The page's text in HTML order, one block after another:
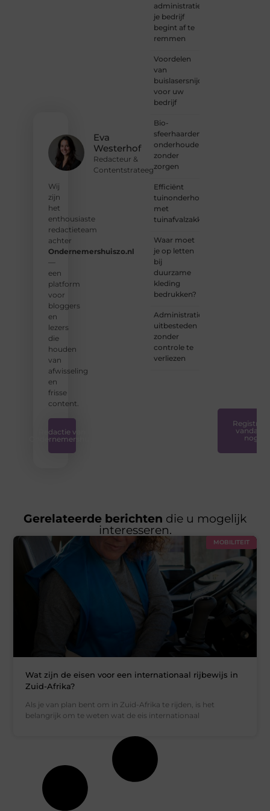
Eva
Westerhof
Redacteur &
Contentstrateeg
Wij
zijn
het
enthousiaste
redactieteam
achter
Ondernemershuiszo.nl
—
een
platform
voor
bloggers
en
lezers
die
houden
van
afwisseling
en
frisse
content.
Redactie van
Ondernemershuis
administratie
je bedrijf
begint af te
remmen
Voordelen
van
buislasersnijden
voor uw
bedrijf
Bio-
sfeerhaarden
onderhouden
zonder
zorgen
Efficiënt
tuinonderhoud
met
tuinafvalzakken
Waar moet
je op letten
bij
duurzame
kleding
bedrukken?
Administratie
uitbesteden
zonder
controle te
verliezen
Registreer
vandaag
nog
Gerelateerde berichten die u mogelijk
interesseren.
MOBILITEIT
Wat zijn de eisen voor een internationaal rijbewijs in
Zuid-Afrika?
Als je van plan bent om in Zuid-Afrika te rijden, is het
belangrijk om te weten wat de eis internationaal